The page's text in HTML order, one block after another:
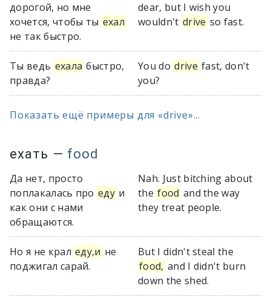
дорогой, но мне
хочется, чтобы ты ехал
не так быстро.
dear, but I wish you
wouldn't drive so fast.
Ты ведь ехала быстро,
правда?
You do drive fast, don't
you?
Показать ещё примеры для «drive»...
ехать — food
Да нет, просто
поплакалась про еду и
как они с нами
обращаются.
Nah. Just bitching about
the food and the way
they treat people.
Но я не крал еду,и не
поджигал сарай.
But I didn't steal the
food, and I didn't burn
down the shed.